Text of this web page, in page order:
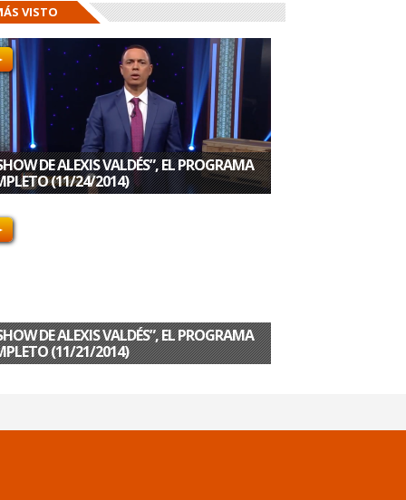
VISTO
DE ALEXIS VALDÉS”, EL PROGRAMA
(11/24/2014)
DE ALEXIS VALDÉS”, EL PROGRAMA
(11/21/2014)